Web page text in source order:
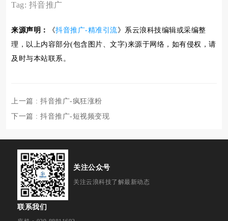
Tag: 抖音推广
来源声明： 《抖音推广-精准引流》系云浪科技编辑或采编整
理，以上内容部分(包含图片、文字)来源于网络，如有侵权，请
及时与本站联系。
上一篇 : 抖音推广-疯狂涨粉
下一篇 : 抖音推广-短视频变现
关注公众号
关注云浪科技了解最新动态
联系我们